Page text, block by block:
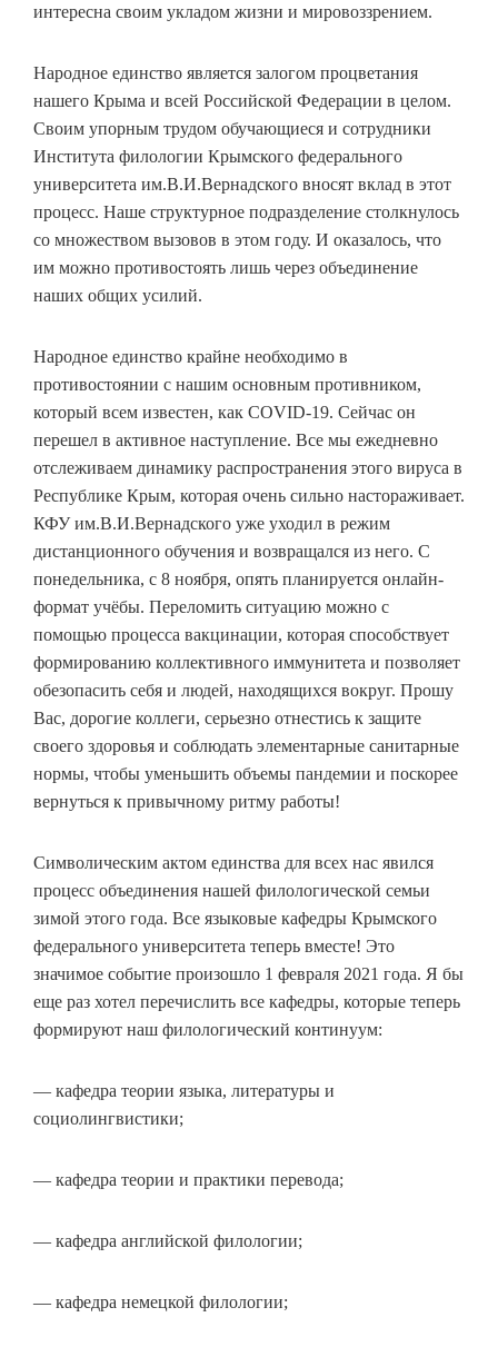
интересна своим укладом жизни и мировоззрением.
Народное единство является залогом процветания
нашего Крыма и всей Российской Федерации в целом.
Своим упорным трудом обучающиеся и сотрудники
Института филологии Крымского федерального
университета им.В.И.Вернадского вносят вклад в этот
процесс. Наше структурное подразделение столкнулось
со множеством вызовов в этом году. И оказалось, что
им можно противостоять лишь через объединение
наших общих усилий.
Народное единство крайне необходимо в
противостоянии с нашим основным противником,
который всем известен, как COVID-19. Сейчас он
перешел в активное наступление. Все мы ежедневно
отслеживаем динамику распространения этого вируса в
Республике Крым, которая очень сильно настораживает.
КФУ им.В.И.Вернадского уже уходил в режим
дистанционного обучения и возвращался из него. С
понедельника, с 8 ноября, опять планируется онлайн-
формат учёбы. Переломить ситуацию можно с
помощью процесса вакцинации, которая способствует
формированию коллективного иммунитета и позволяет
обезопасить себя и людей, находящихся вокруг. Прошу
Вас, дорогие коллеги, серьезно отнестись к защите
своего здоровья и соблюдать элементарные санитарные
нормы, чтобы уменьшить объемы пандемии и поскорее
вернуться к привычному ритму работы!
Символическим актом единства для всех нас явился
процесс объединения нашей филологической семьи
зимой этого года. Все языковые кафедры Крымского
федерального университета теперь вместе! Это
значимое событие произошло 1 февраля 2021 года. Я бы
еще раз хотел перечислить все кафедры, которые теперь
формируют наш филологический континуум:
— кафедра теории языка, литературы и
социолингвистики;
— кафедра теории и практики перевода;
— кафедра английской филологии;
— кафедра немецкой филологии;